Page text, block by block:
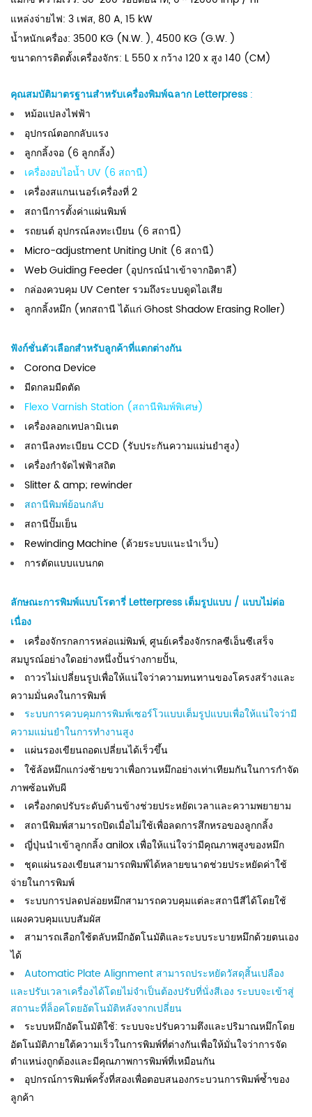
แหล่งจ่ายไฟ: 3 เฟส, 80 A, 15 kW
น้ำหนักเครื่อง: 3500 KG (N.W. ), 4500 KG (G.W. )
ขนาดการติดตั้งเครื่องจักร: L 550 x กว้าง 120 x สูง 140 (CM)
คุณสมบัติมาตรฐานสำหรับเครื่องพิมพ์ฉลาก Letterpress :
หม้อแปลงไฟฟ้า
อุปกรณ์ตอกกลับแรง
ลูกกลิ้งจอ (6 ลูกกลิ้ง)
เครื่องอบไอน้ำ UV (6 สถานี)
เครื่องสแกนเนอร์เครื่องที่ 2
สถานีการตั้งค่าแผ่นพิมพ์
รถยนต์ อุปกรณ์ลงทะเบียน (6 สถานี)
Micro-adjustment Uniting Unit (6 สถานี)
Web Guiding Feeder (อุปกรณ์นำเข้าจากอิตาลี)
กล่องควบคุม UV Center รวมถึงระบบดูดไอเสีย
ลูกกลิ้งหมึก (หกสถานี ได้แก่ Ghost Shadow Erasing Roller)
ฟังก์ชั่นตัวเลือกสำหรับลูกค้าที่แตกต่างกัน
Corona Device
มีดกลมมีดตัด
Flexo Varnish Station (สถานีพิมพ์พิเศษ)
เครื่องลอกเทปลามิเนต
สถานีลงทะเบียน CCD (รับประกันความแม่นยำสูง)
เครื่องกำจัดไฟฟ้าสถิต
Slitter & amp; rewinder
สถานีพิมพ์ย้อนกลับ
สถานีปั๊มเย็น
Rewinding Machine (ด้วยระบบแนะนำเว็บ)
การตัดแบบแบนกด
ลักษณะการพิมพ์แบบโรตารี่ Letterpress เต็มรูปแบบ / แบบไม่ต่อ
เนื่อง
เครื่องจักรกลการหล่อแม่พิมพ์, ศูนย์เครื่องจักรกลซีเอ็นซีเสร็จ
สมบูรณ์อย่างใดอย่างหนึ่งปั้นร่างกายปั้น,
ถาวรไม่เปลี่ยนรูปเพื่อให้แน่ใจว่าความทนทานของโครงสร้างและ
ความมั่นคงในการพิมพ์
ระบบการควบคุมการพิมพ์เซอร์โวแบบเต็มรูปแบบเพื่อให้แน่ใจว่ามี
ความแม่นยำในการทำงานสูง
แผ่นรองเขียนถอดเปลี่ยนได้เร็วขึ้น
ใช้ล้อหมึกแกว่งซ้ายขวาเพื่อกวนหมึกอย่างเท่าเทียมกันในการกำจัด
ภาพซ้อนทับผี
เครื่องกดปรับระดับด้านข้างช่วยประหยัดเวลาและความพยายาม
สถานีพิมพ์สามารถปิดเมื่อไม่ใช้เพื่อลดการสึกหรอของลูกกลิ้ง
ญี่ปุ่นนำเข้าลูกกลิ้ง anilox เพื่อให้แน่ใจว่ามีคุณภาพสูงของหมึก
ชุดแผ่นรองเขียนสามารถพิมพ์ได้หลายขนาดช่วยประหยัดค่าใช้
จ่ายในการพิมพ์
ระบบการปลดปล่อยหมึกสามารถควบคุมแต่ละสถานีสีได้โดยใช้
แผงควบคุมแบบสัมผัส
สามารถเลือกใช้ตลับหมึกอัตโนมัติและระบบระบายหมึกด้วยตนเอง
ได้
Automatic Plate Alignment สามารถประหยัดวัสดุสิ้นเปลือง
และปรับเวลาเครื่องได้โดยไม่จำเป็นต้องปรับที่นั่งสีเอง ระบบจะเข้าสู่
สถานะที่ล็อคโดยอัตโนมัติหลังจากเปลี่ยน
ระบบหมึกอัตโนมัติใช้: ระบบจะปรับความตึงและปริมาณหมึกโดย
อัตโนมัติภายใต้ความเร็วในการพิมพ์ที่ต่างกันเพื่อให้มั่นใจว่าการจัด
ตำแหน่งถูกต้องและมีคุณภาพการพิมพ์ที่เหมือนกัน
อุปกรณ์การพิมพ์ครั้งที่สองเพื่อตอบสนองกระบวนการพิมพ์ซ้ำของ
ลูกค้า